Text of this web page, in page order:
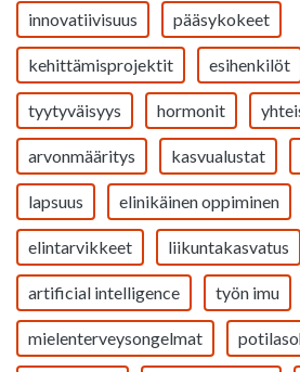
innovatiivisuus pääsykokeet
kehittämisprojektit esihenkilöt
tyytyväisyys hormonit
arvonmääritys kasvualustat
lapsuus elinikäinen oppiminen
elintarvikkeet liikuntakasvatus
artificial intelligence työn imu
mielenterveysongelmat